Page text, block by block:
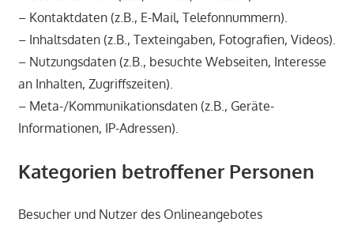
– Kontaktdaten (z.B., E-Mail, Telefonnummern).
– Inhaltsdaten (z.B., Texteingaben, Fotografien, Videos).
– Nutzungsdaten (z.B., besuchte Webseiten, Interesse
an Inhalten, Zugriffszeiten).
– Meta-/Kommunikationsdaten (z.B., Geräte-
Informationen, IP-Adressen).
Kategorien betroffener Personen
Besucher und Nutzer des Onlineangebotes